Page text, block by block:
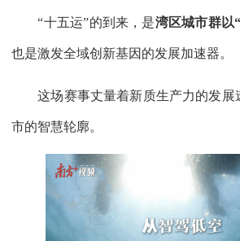
“十五运”的到来，是湾区城市群以
也是激发全域创新基因的发展加速器。
这场赛事丈量着新质生产力的发展
市的智慧轮廓。